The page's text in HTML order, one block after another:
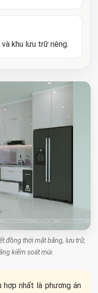
khu lưu trữ riêng.
đồng thời mặt bằng, lưu trữ,
kiểm soát mùi.
nhất là phương án